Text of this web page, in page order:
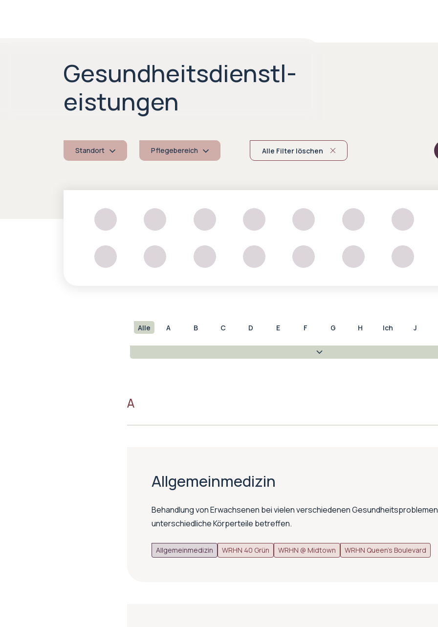
Gesundheitsdienstl-
eistungen
Standort Pflegebereich Alle Filter löschen
Alle A B C D E F G H Ich
J
N
O P F R S T U V W X
A
Allgemeinmedizin
Behandlung von Erwachsenen bei vielen verschiedenen
unterschiedliche Körperteile betreffen.
Allgemeinmedizin WRHN 40 Grün WRHN @ Midtown WRHN Queen's Boulevard